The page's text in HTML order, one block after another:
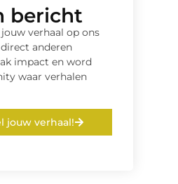
bericht
verhaal op ons
anderen
impact en word
waar verhalen
jouw verhaal!